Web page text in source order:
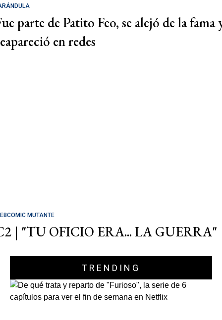
parte de Patito Feo, se alejó de la fama
en redes
MUTANTE
| "TU OFICIO ERA... LA GUERRA"
TRENDING